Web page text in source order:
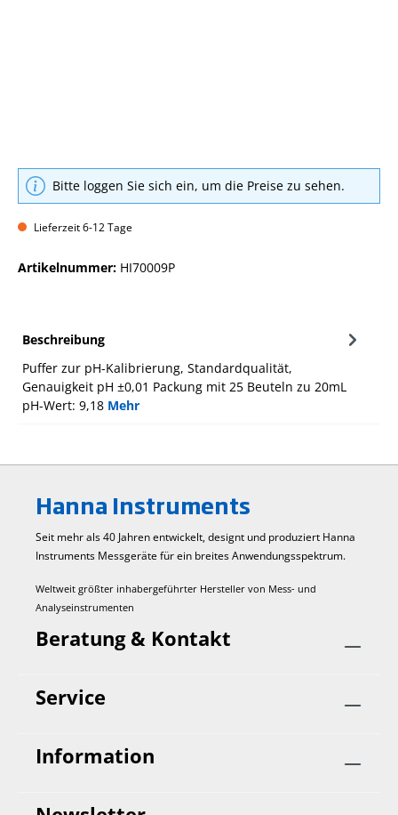
Bitte loggen Sie sich ein, um die Preise zu sehen.
Lieferzeit 6-12 Tage
Artikelnummer: HI70009P
Beschreibung
Puffer zur pH-Kalibrierung, Standardqualität,
Genauigkeit pH ±0,01 Packung mit 25 Beuteln zu 20mL
pH-Wert: 9,18 Mehr
Hanna Instruments
Seit mehr als 40 Jahren entwickelt, designt und produziert Hanna
Instruments Mess­geräte für ein breites Anwendungs­spektrum.
Weltweit größter inhabergeführter Hersteller von Mess- und
Analyseinstrumenten
Beratung & Kontakt
Service
Information